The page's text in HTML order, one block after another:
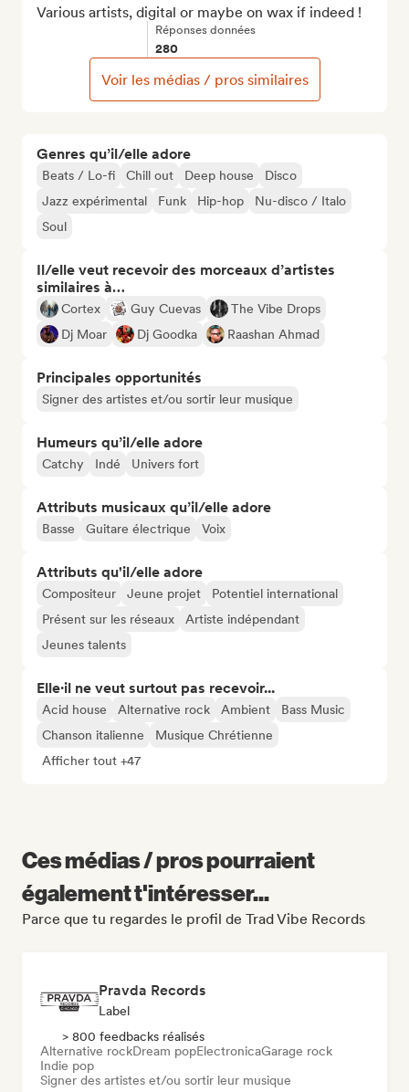
Genres qu’il/elle adore
Beats / Lo-fi Chill out Deep house
Disco
Jazz expérimental
Funk Hip-hop
Nu-disco / Italo
Soul
Il/elle veut recevoir des morceaux d’artistes
similaires à…
Cortex Guy Cuevas
The Vibe Drops
Dj Moar
Dj Goodka Raashan Ahmad
Principales opportunités
Signer des artistes et/ou sortir leur musique
Humeurs qu’il/elle adore
Catchy Indé Univers fort
Attributs musicaux qu’il/elle adore
Basse Guitare électrique Voix
Attributs qu'il/elle adore
Compositeur Jeune projet
Potentiel international
Présent sur les réseaux
Artiste indépendant
Jeunes talents
Elle·il ne veut surtout pas recevoir...
Acid house Alternative rock Ambient
Bass Music
Chanson italienne
Musique Chrétienne
Afficher tout +47
Various artists, digital or maybe on wax if indeed !
Réponses données
280
Voir les médias / pros similaires
Ces médias / pros pourraient
également t'intéresser...
Parce que tu regardes le profil de Trad Vibe Records
Pravda Records
Label
> 800 feedbacks réalisés
Alternative rockDream popElectronicaGarage rock
Indie pop
Signer des artistes et/ou sortir leur musique